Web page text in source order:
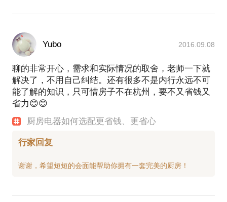
Yubo 2016.09.08
聊的非常开心，需求和实际情况的取舍，老师一下就
解决了，不用自己纠结。还有很多不是内行永远不可
能了解的知识，只可惜房子不在杭州，要不又省钱又
省力😊😊
厨房电器如何选配更省钱、更省心
行家回复